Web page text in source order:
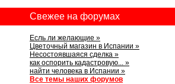
Свежее на форумах
Есль ли желающие »
Цветочный магазин в Испании »
Несостоявшаяся сделка »
как оспорить кадастровую... »
найти человека в Испании »
Все темы наших форумов